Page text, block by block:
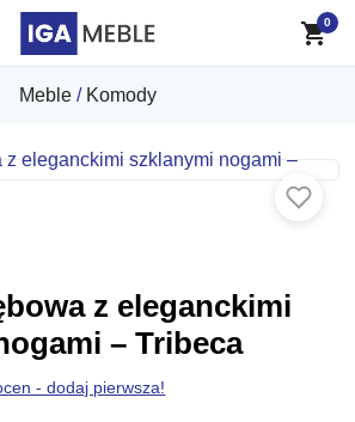
Meble/ Komody
z eleganckimi
– Tribeca
- dodaj pierwsza!
0